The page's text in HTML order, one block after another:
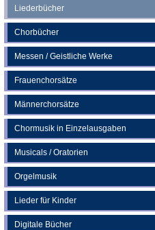
Liederbücher
Chorbücher
Messen / Geistliche Werke
Frauenchorsätze
Männerchorsätze
Chormusik in Einzelausgaben
Musicals / Oratorien
Orgelmusik
Lieder für Kinder
Digitale Bücher